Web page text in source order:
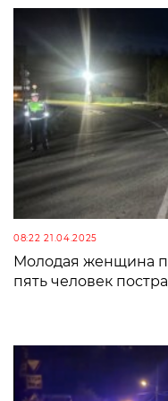
08:22 21.04.2025
Молодая женщина
пять человек